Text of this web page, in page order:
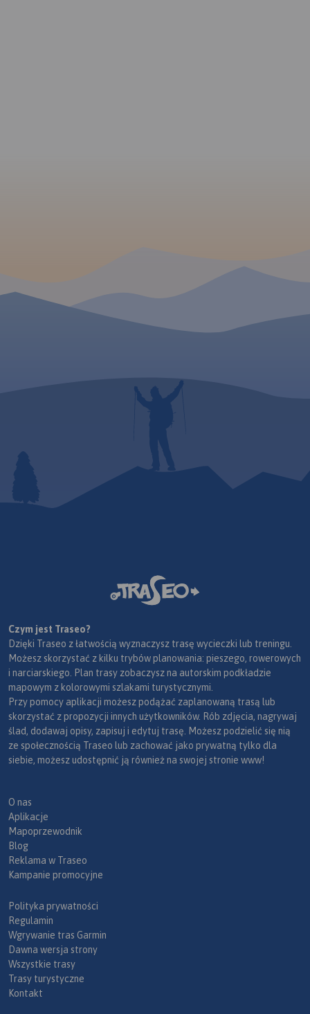
Czym jest Traseo?
Dzięki Traseo z łatwością wyznaczysz trasę wycieczki lub treningu.
Możesz skorzystać z kilku trybów planowania: pieszego, rowerowych
i narciarskiego. Plan trasy zobaczysz na autorskim podkładzie
mapowym z kolorowymi szlakami turystycznymi.
Przy pomocy aplikacji możesz podążać zaplanowaną trasą lub
skorzystać z propozycji innych użytkowników. Rób zdjęcia, nagrywaj
ślad, dodawaj opisy, zapisuj i edytuj trasę. Możesz podzielić się nią
ze społecznością Traseo lub zachować jako prywatną tylko dla
siebie, możesz udostępnić ją również na swojej stronie www!
O nas
Aplikacje
Mapoprzewodnik
Blog
Reklama w Traseo
Kampanie promocyjne
Polityka prywatności
Regulamin
Wgrywanie tras Garmin
Dawna wersja strony
Wszystkie trasy
Trasy turystyczne
Kontakt